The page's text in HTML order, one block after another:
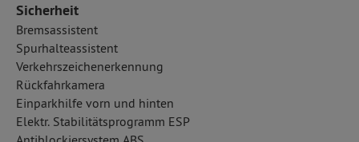
Sicherheit
Bremsassistent
Spurhalteassistent
Verkehrszeichenerkennung
Rückfahrkamera
Einparkhilfe vorn und hinten
Elektr. Stabilitätsprogramm ESP